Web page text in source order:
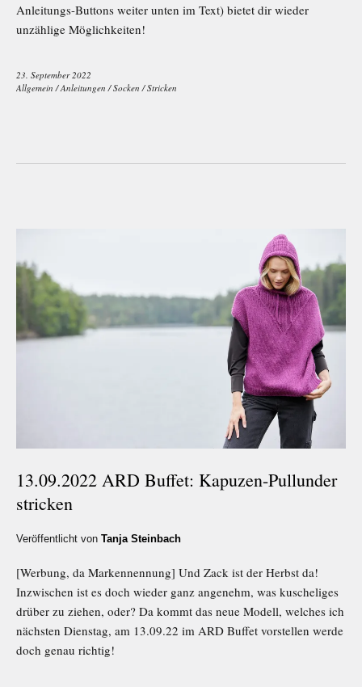
Anleitungs-Buttons weiter unten im Text) bietet dir wieder
unzählige Möglichkeiten!
23. September 2022
Allgemein /Anleitungen /Socken /Stricken
13.09.2022 ARD Buffet: Kapuzen-Pullunder
stricken
Veröffentlicht von Tanja Steinbach
[Werbung, da Markennennung] Und Zack ist der Herbst da!
Inzwischen ist es doch wieder ganz angenehm, was kuscheliges
drüber zu ziehen, oder? Da kommt das neue Modell, welches ich
nächsten Dienstag, am 13.09.22 im ARD Buffet vorstellen werde
doch genau richtig!